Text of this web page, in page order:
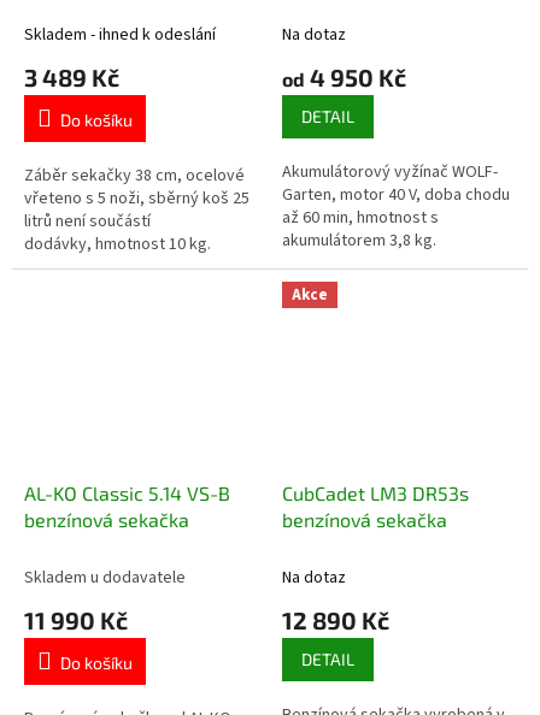
Skladem - ihned k odeslání
3 489 Kč
Do košíku
Záběr sekačky 38 cm, ocelové
vřeteno s 5 noži, sběrný koš 25
litrů není součástí
dodávky, hmotnost 10 kg.
Na dotaz
od 4 950 Kč
DETAIL
Akumulátorový vyžínač WOLF-
Garten, motor 40 V, doba chodu
až 60 min, hmotnost s
akumulátorem 3,8 kg.
AL-KO Classic 5.14 VS-B
benzínová sekačka
Skladem u dodavatele
11 990 Kč
Do košíku
Akce
CubCadet LM3 DR53s
benzínová sekačka
Na dotaz
12 890 Kč
DETAIL